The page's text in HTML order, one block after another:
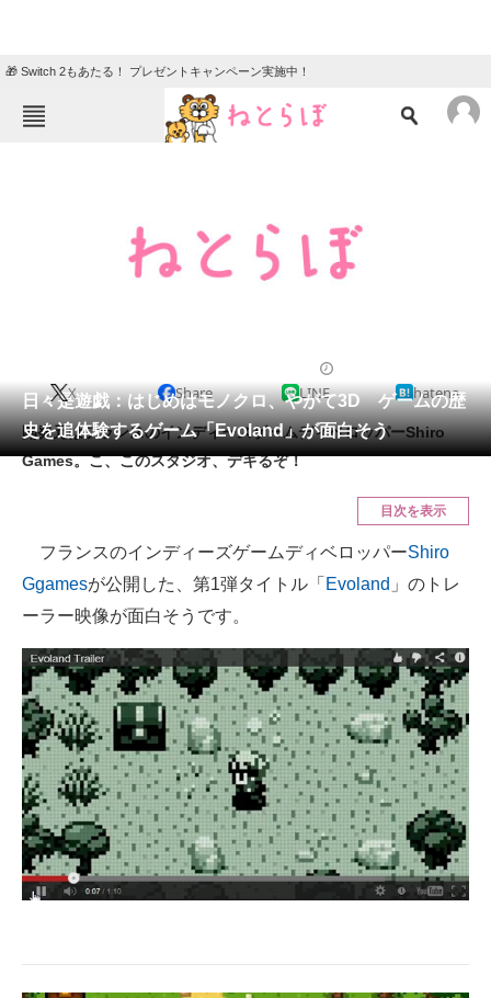
🎁 Switch 2もあたる！ プレゼントキャンペーン実施中！
クイズ
地域
会員記事
メディア
スマホと通信の最新トレンド
好きが集まる 比べて選べる
ビジネスと働き方のヒント
AI活用のいまが分かる
企業ITのトレンドを詳説
経営リーダーのコミュニティ
ITエンジニア向け専門サイト
日々是遊戯：はじめはモノクロ、やがて3D ゲームの歴
史を追体験するゲーム「Evoland」が面白そう
X Share LINE hatena
開発元はフランスのインディースゲームディベロッパーShiro
Games。こ、このスタジオ、デキるぞ！
目次を表示
フランスのインディーズゲームディベロッパーShiro
Ggamesが公開した、第1弾タイトル「 Evoland 」のトレ
ーラー映像が面白そうです。